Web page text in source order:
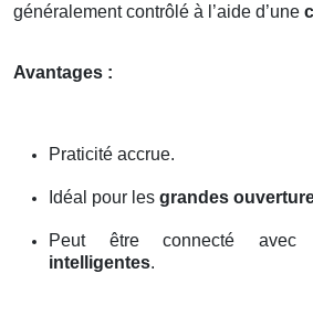
généralement contrôlé à l’aide d’une
Avantages :
Praticité accrue.
Idéal pour les grandes
Peut être connecté
intelligentes.